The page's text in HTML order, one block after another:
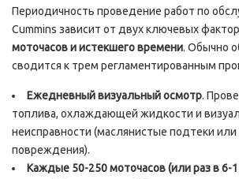
Периодичность проведение работ по
Cummins зависит от двух ключевых
моточасов и истекшего времени. Обычно
сводится к трем регламентированным
Ежедневный визуальный осмотр.
топлива, охлаждающей жидкости и
неисправности (маслянистые подтеки или
повреждения).
Каждые 50-250 моточасов (или раз в 6-